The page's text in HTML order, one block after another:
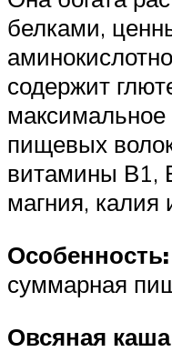
белками,
содержит
пищевых
витамины В1,
магния,
Особенность:
суммарная
Овсяная каша